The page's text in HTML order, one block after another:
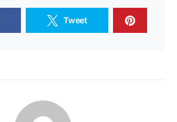
Tweet